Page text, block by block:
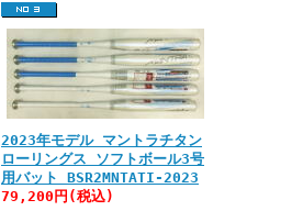
2023年モデル マントラチタン
ローリングス ソフトボール3号
用バット BSR2MNTATI-2023
79,200円(税込)